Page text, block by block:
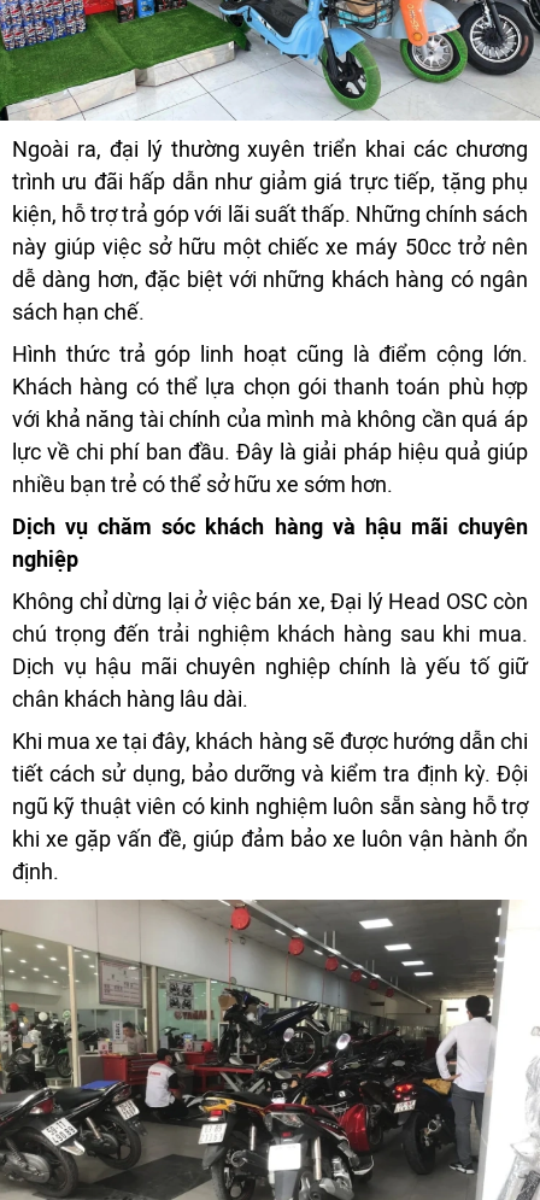
Ngoài ra, đại lý thường xuyên triển khai các chương
trình ưu đãi hấp dẫn như giảm giá trực tiếp, tặng phụ
kiện, hỗ trợ trả góp với lãi suất thấp. Những chính sách
này giúp việc sở hữu một chiếc xe máy 50cc trở nên
dễ dàng hơn, đặc biệt với những khách hàng có ngân
sách hạn chế.
Hình thức trả góp linh hoạt cũng là điểm cộng lớn.
Khách hàng có thể lựa chọn gói thanh toán phù hợp
với khả năng tài chính của mình mà không cần quá áp
lực về chi phí ban đầu. Đây là giải pháp hiệu quả giúp
nhiều bạn trẻ có thể sở hữu xe sớm hơn.
Dịch vụ chăm sóc khách hàng và hậu mãi chuyên
nghiệp
Không chỉ dừng lại ở việc bán xe, Đại lý Head OSC còn
chú trọng đến trải nghiệm khách hàng sau khi mua.
Dịch vụ hậu mãi chuyên nghiệp chính là yếu tố giữ
chân khách hàng lâu dài.
Khi mua xe tại đây, khách hàng sẽ được hướng dẫn chi
tiết cách sử dụng, bảo dưỡng và kiểm tra định kỳ. Đội
ngũ kỹ thuật viên có kinh nghiệm luôn sẵn sàng hỗ trợ
khi xe gặp vấn đề, giúp đảm bảo xe luôn vận hành ổn
định.